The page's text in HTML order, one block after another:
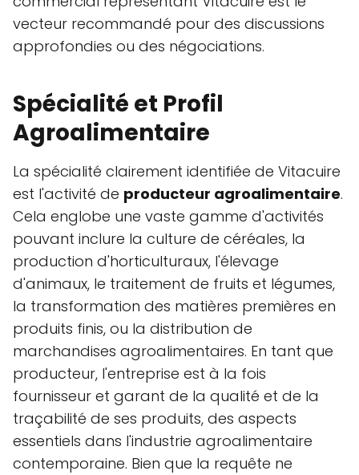
vecteur recommandé pour des discussions
approfondies ou des négociations.
Spécialité et Profil
Agroalimentaire
La spécialité clairement identifiée de Vitacuire
est l'activité de producteur agroalimentaire.
Cela englobe une vaste gamme d'activités
pouvant inclure la culture de céréales, la
production d'horticulturaux, l'élevage
d'animaux, le traitement de fruits et légumes,
la transformation des matières premières en
produits finis, ou la distribution de
marchandises agroalimentaires. En tant que
producteur, l'entreprise est à la fois
fournisseur et garant de la qualité et de la
traçabilité de ses produits, des aspects
essentiels dans l'industrie agroalimentaire
contemporaine. Bien que la requête ne